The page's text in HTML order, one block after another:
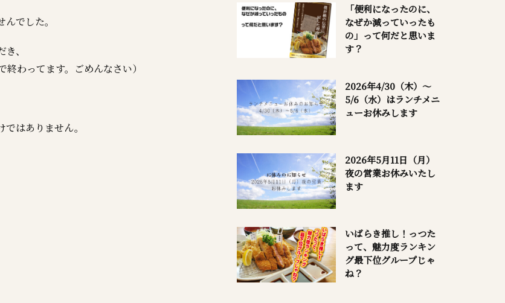
でした。
、
わってます。ごめんなさい）
はありません。
「便利になったのに、
なぜか減っていったも
の」って何だと思いま
す？
2026年4/30（木）～
5/6（水）はランチメニ
ューお休みします
2026年5月11日（月）
夜の営業お休みいたし
ます
いばらき推し！っつた
って、魅力度ランキン
グ最下位グループじゃ
ね？